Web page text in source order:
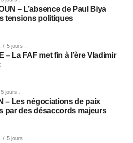
– L’absence de Paul Biya
tensions politiques
5 jours .
– La FAF met fin à l’ère Vladimir
5 jours .
– Les négociations de paix
par des désaccords majeurs
5 jours .